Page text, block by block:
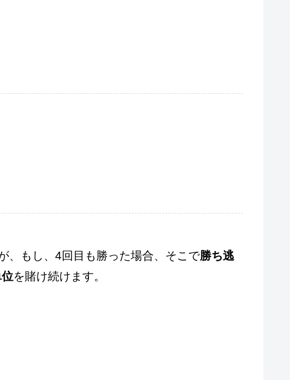
、もし、4回目も勝った場合、そこで勝ち逃
を賭け続けます。